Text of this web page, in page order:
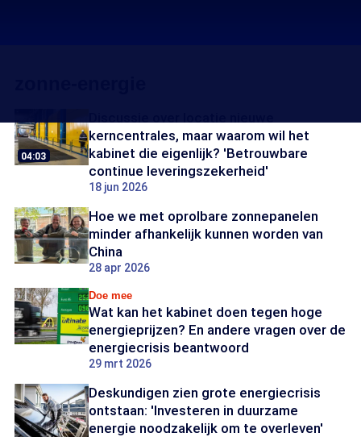
04:03
kerncentrales, maar waarom wil het
kabinet die eigenlijk? 'Betrouwbare
continue leveringszekerheid'
18 jun 2026
Hoe we met oprolbare zonnepanelen
minder afhankelijk kunnen worden van
China
28 apr 2026
Doe mee
Wat kan het kabinet doen tegen hoge
energieprijzen? En andere vragen over de
energiecrisis beantwoord
29 mrt 2026
Deskundigen zien grote energiecrisis
ontstaan: 'Investeren in duurzame
energie noodzakelijk om te overleven'